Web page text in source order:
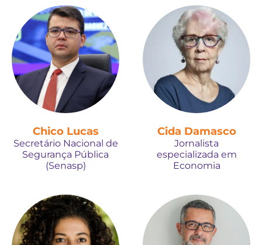
Chico Lucas
Secretário Nacional de
Segurança Pública
(Senasp)
Cida Damasco
Jornalista
especializada em
Economia